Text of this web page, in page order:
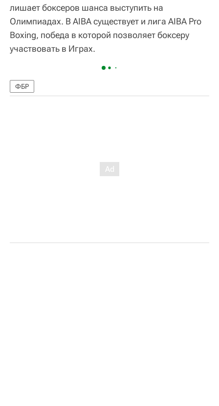
лишает боксеров шанса выступить на
Олимпиадах. В AIBA существует и лига AIBA Pro
Boxing, победа в которой позволяет боксеру
участвовать в Играх.
ФБР